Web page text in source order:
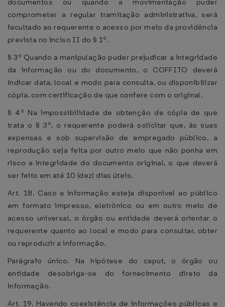
documentos ou quando a movimentação puder
comprometer a regular tramitação administrativa, será
facultado ao requerente o acesso por meio da providência
prevista no inciso II do § 1º.
§ 3º Quando a manipulação puder prejudicar a integridade
da informação ou do documento, o COFFITO deverá
indicar data, local e modo para consulta, ou disponibilizar
cópia, com certificação de que confere com o original.
§ 4º Na impossibilidade de obtenção de cópia de que
trata o § 3º, o requerente poderá solicitar que, às suas
expensas e sob supervisão de empregado público, a
reprodução seja feita por outro meio que não ponha em
risco a integridade do documento original, o que deverá
ser feito em até 10 (dez) dias úteis.
Art. 18. Caso a informação esteja disponível ao público
em formato impresso, eletrônico ou em outro meio de
acesso universal, o órgão ou entidade deverá orientar o
requerente quanto ao local e modo para consultar, obter
ou reproduzir a informação.
Parágrafo único. Na hipótese do caput, o órgão ou
entidade desobriga-se do fornecimento direto da
informação.
Art. 19. Havendo coexistência de informações públicas e